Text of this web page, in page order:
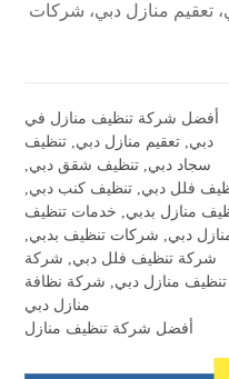
تعقيم منازل دبي، شركات
أفضل شركة تنظيف منازل في
دبي, تعقيم منازل دبي, تنظيف
سجاد دبي, تنظيف شقق دبي,
فلل دبي, تنظيف كنب دبي,
منازل بدبي, خدمات تنظيف
دبي, شركات تنظيف بدبي,
شركة تنظيف فلل دبي, شركة
تنظيف منازل دبي, شركة نظافة
منازل دبي
أفضل شركة تنظيف منازل